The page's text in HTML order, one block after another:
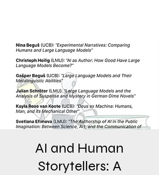
AI and Human
Storytellers: A